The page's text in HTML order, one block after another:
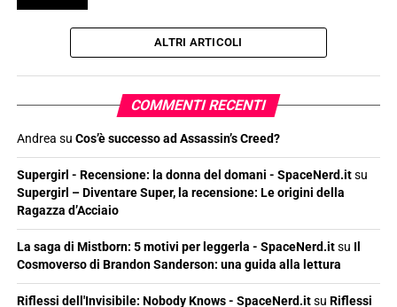
ALTRI ARTICOLI
COMMENTI RECENTI
Andrea su Cos’è successo ad Assassin’s Creed?
Supergirl - Recensione: la donna del domani - SpaceNerd.itsu
Supergirl – Diventare Super, la recensione: Le origini della
Ragazza d’Acciaio
La saga di Mistborn: 5 motivi per leggerla - SpaceNerd.itsu Il
Cosmoverso di Brandon Sanderson: una guida alla lettura
Riflessi dell'Invisibile: Nobody Knows - SpaceNerd.itsu Riflessi